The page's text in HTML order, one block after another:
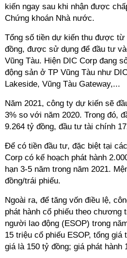
kiến ngay sau khi nhận được
Chứng khoán Nhà nước.
Tổng số tiền dự kiến thu được từ
đồng, được sử dụng để đầu tư
Vũng Tàu. Hiện DIC Corp đang
động sản ở TP Vũng Tàu như
Lakeside, Vũng Tàu Gateway,...
Năm 2021, công ty dự kiến sẽ
3% so với năm 2020. Trong đó,
9.264 tỷ đồng, đầu tư tài chính
Để có tiền đầu tư, đặc biệt tại
Corp có kế hoạch phát hành
hạn 3-5 năm trong năm 2021.
đồng/trái phiếu.
Ngoài ra, để tăng vốn điều lệ,
phát hành cổ phiếu theo chương
người lao động (ESOP) trong
15 triệu cổ phiếu ESOP, tổng giá
giá là 150 tỷ đồng; giá phát hành